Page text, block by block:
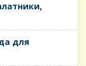
для